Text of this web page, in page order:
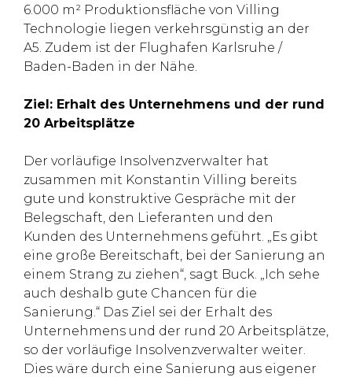
6.000 m² Produktionsfläche von Villing
Technologie liegen verkehrsgünstig an der
A5. Zudem ist der Flughafen Karlsruhe /
Baden-Baden in der Nähe.
Ziel: Erhalt des Unternehmens und der rund
20 Arbeitsplätze
Der vorläufige Insolvenzverwalter hat
zusammen mit Konstantin Villing bereits
gute und konstruktive Gespräche mit der
Belegschaft, den Lieferanten und den
Kunden des Unternehmens geführt. „Es gibt
eine große Bereitschaft, bei der Sanierung an
einem Strang zu ziehen“, sagt Buck. „Ich sehe
auch deshalb gute Chancen für die
Sanierung.“ Das Ziel sei der Erhalt des
Unternehmens und der rund 20 Arbeitsplätze,
so der vorläufige Insolvenzverwalter weiter.
Dies wäre durch eine Sanierung aus eigener